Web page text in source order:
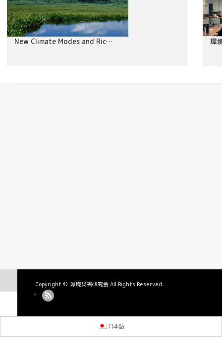
New Climate Modes and Ric… 環
Copyright © 環境災害研究会All Rights Reserved.
日本語